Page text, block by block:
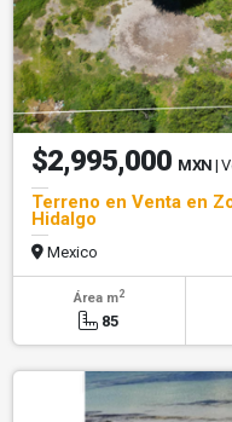
$2,995,000 MXN |
Terreno en Venta en
Hidalgo
Mexico
Área m2
85